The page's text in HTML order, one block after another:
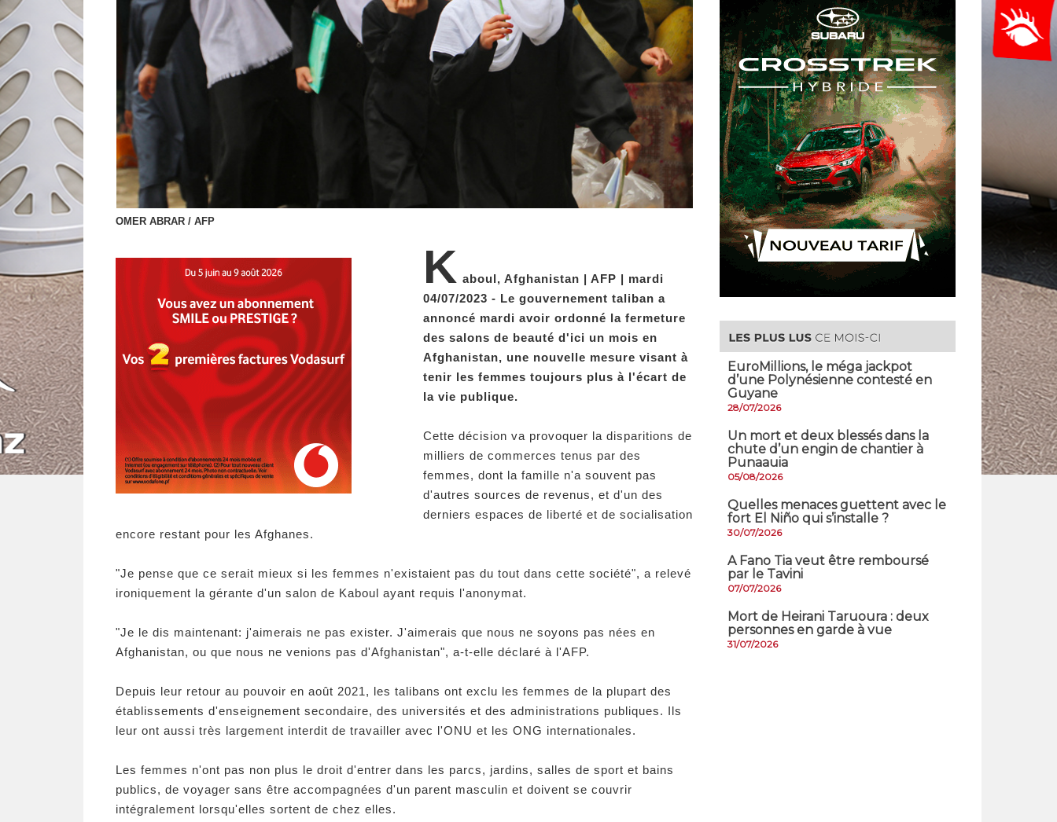
OMER ABRAR / AFP
K aboul, Afghanistan | AFP | mardi
04/07/2023 - Le gouvernement taliban a
annoncé mardi avoir ordonné la fermeture
des salons de beauté d'ici un mois en
Afghanistan, une nouvelle mesure visant à
tenir les femmes toujours plus à l'écart de
la vie publique.
Cette décision va provoquer la disparitions de
milliers de commerces tenus par des
femmes, dont la famille n'a souvent pas
d'autres sources de revenus, et d'un des
derniers espaces de liberté et de socialisation
encore restant pour les Afghanes.
"Je pense que ce serait mieux si les femmes n'existaient pas du tout dans cette société", a relevé
ironiquement la gérante d'un salon de Kaboul ayant requis l'anonymat.
"Je le dis maintenant: j'aimerais ne pas exister. J'aimerais que nous ne soyons pas nées en
Afghanistan, ou que nous ne venions pas d'Afghanistan", a-t-elle déclaré à l'AFP.
Depuis leur retour au pouvoir en août 2021, les talibans ont exclu les femmes de la plupart des
établissements d'enseignement secondaire, des universités et des administrations publiques. Ils
leur ont aussi très largement interdit de travailler avec l'ONU et les ONG internationales.
Les femmes n'ont pas non plus le droit d'entrer dans les parcs, jardins, salles de sport et bains
publics, de voyager sans être accompagnées d'un parent masculin et doivent se couvrir
intégralement lorsqu'elles sortent de chez elles.
EuroMillions, ​le méga jackpot
d’une Polynésienne contesté en
Guyane
28/07/2026
​Un mort et deux blessés dans la
chute d’un engin de chantier à
Punaauia
05/08/2026
Quelles menaces guettent avec le
fort El Niño qui s’installe ?
30/07/2026
A Fano Tia veut être remboursé
par le Tavini
07/07/2026
Mort de Heirani Taruoura : deux
personnes en garde à vue
31/07/2026